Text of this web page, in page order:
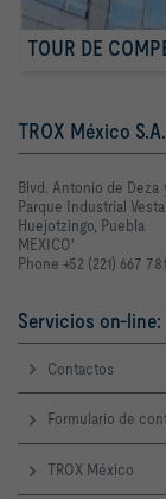
TOUR DE
TROX México
Blvd. Antonio de Deza
Parque Industrial
Huejotzingo, Puebla
MEXICO'
Phone +52 (221) 667
Servicios on-line:
Contactos
Formulario de
TROX México